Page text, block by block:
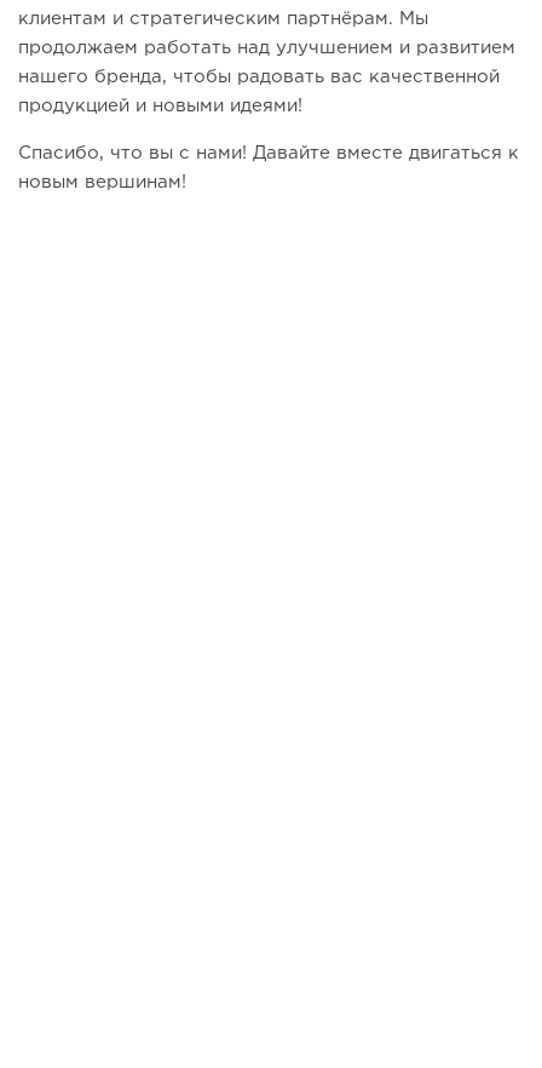
клиентам и стратегическим партнёрам. Мы
продолжаем работать над улучшением и развитием
нашего бренда, чтобы радовать вас качественной
продукцией и новыми идеями!
Спасибо, что вы с нами! Давайте вместе двигаться к
новым вершинам!